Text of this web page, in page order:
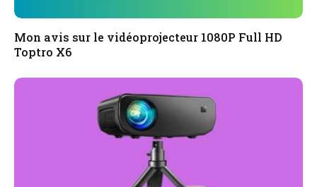
Mon avis sur le vidéoprojecteur 1080P Full HD
Toptro X6